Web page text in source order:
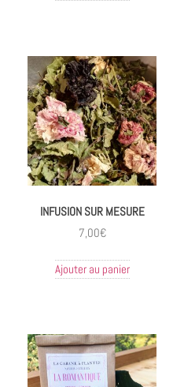
INFUSION SUR MESURE
7,00€
Ajouter au panier